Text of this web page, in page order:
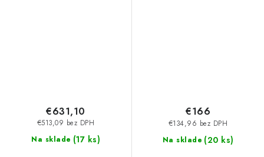
Na sklade (17 ks)
€513,09 bez DPH
€631,10
Na sklade (20 ks)
€134,96 bez DPH
€166